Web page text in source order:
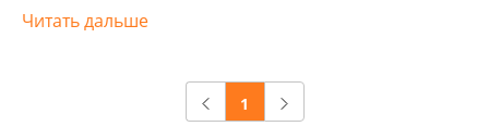
Читать дальше
1